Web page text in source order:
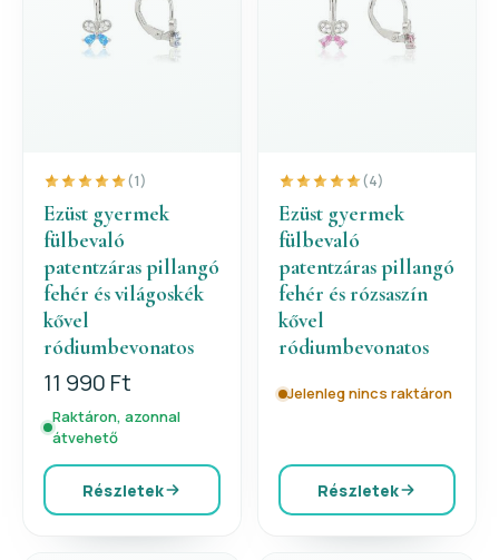
(1)
Ezüst gyermek
fülbevaló
patentzáras pillangó
fehér és világoskék
kővel
ródiumbevonatos
11 990 Ft
Raktáron, azonnal
átvehető
Részletek
(4)
Ezüst gyermek
fülbevaló
patentzáras pillangó
fehér és rózsaszín
kővel
ródiumbevonatos
Jelenleg nincs raktáron
Részletek